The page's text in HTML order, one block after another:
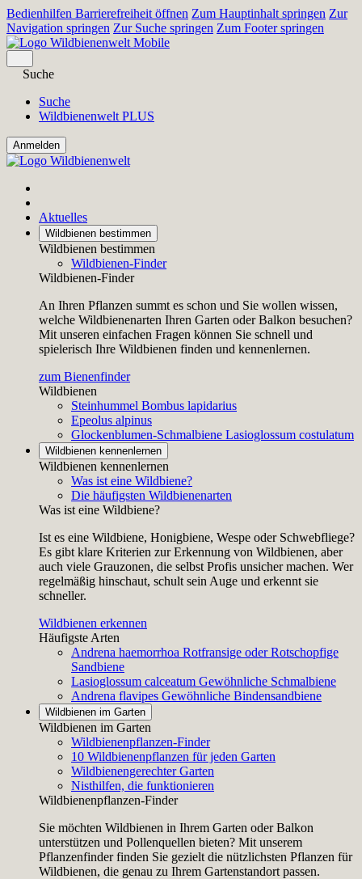
Bedienhilfen Barrierefreiheit öffnen Zum Hauptinhalt springen Zur
Navigation springen Zur Suche springen Zum Footer springen
Suche
Suche
Wildbienenwelt PLUS
Aktuelles
Wildbienen bestimmen
Wildbienen bestimmen
Wildbienen-Finder
Wildbienen-Finder
An Ihren Pflanzen summt es schon und Sie wollen wissen,
welche Wildbienenarten Ihren Garten oder Balkon besuchen?
Mit unseren einfachen Fragen können Sie schnell und
spielerisch Ihre Wildbienen finden und kennenlernen.
zum Bienenfinder
Wildbienen
Steinhummel Bombus lapidarius
Epeolus alpinus
Glockenblumen-Schmalbiene Lasioglossum costulatum
Wildbienen kennenlernen
Wildbienen kennenlernen
Was ist eine Wildbiene?
Die häufigsten Wildbienenarten
Was ist eine Wildbiene?
Ist es eine Wildbiene, Honigbiene, Wespe oder Schwebfliege?
Es gibt klare Kriterien zur Erkennung von Wildbienen, aber
auch viele Grauzonen, die selbst Profis unsicher machen. Wer
regelmäßig hinschaut, schult sein Auge und erkennt sie
schneller.
Wildbienen erkennen
Häufigste Arten
Andrena haemorrhoa Rotfransige oder Rotschopfige
Sandbiene
Lasioglossum calceatum Gewöhnliche Schmalbiene
Andrena flavipes Gewöhnliche Bindensandbiene
Wildbienen im Garten
Wildbienen im Garten
Wildbienenpflanzen-Finder
10 Wildbienenpflanzen für jeden Garten
Wildbienengerechter Garten
Nisthilfen, die funktionieren
Wildbienenpflanzen-Finder
Sie möchten Wildbienen in Ihrem Garten oder Balkon
unterstützen und Pollenquellen bieten? Mit unserem
Pflanzenfinder finden Sie gezielt die nützlichsten Pflanzen für
Wildbienen, die genau zu Ihrem Gartenstandort passen.